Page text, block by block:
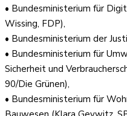
• Bundesministerium für
Wissing, FDP),
• Bundesministerium der
• Bundesministerium für
Sicherheit und
90/Die Grünen),
• Bundesministerium für